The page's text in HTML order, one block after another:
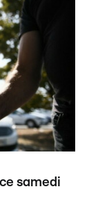
samedi